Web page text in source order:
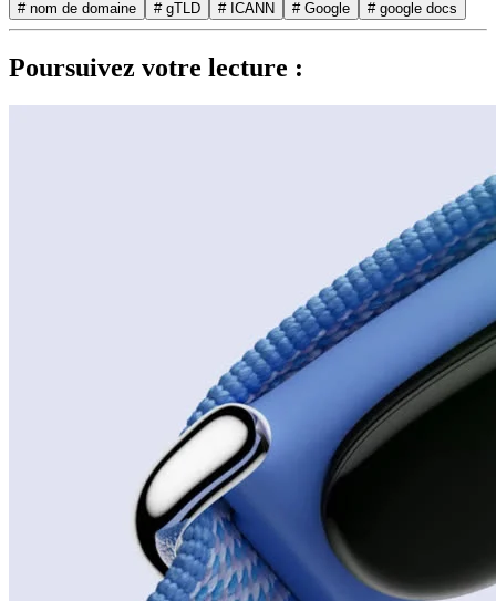
# nom de domaine # gTLD # ICANN # Google # google docs
Poursuivez votre lecture :